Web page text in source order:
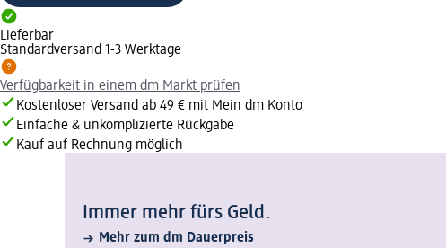
Lieferbar
Standardversand 1-3 Werktage
Verfügbarkeit in einem dm Markt prüfen
Kostenloser Versand ab 49 € mit Mein dm Konto
Einfache & unkomplizierte Rückgabe
Kauf auf Rechnung möglich
Immer mehr fürs Geld.
Mehr zum dm Dauerpreis